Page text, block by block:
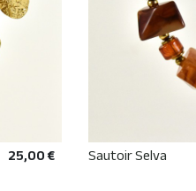
25,00 € Sautoir Selva